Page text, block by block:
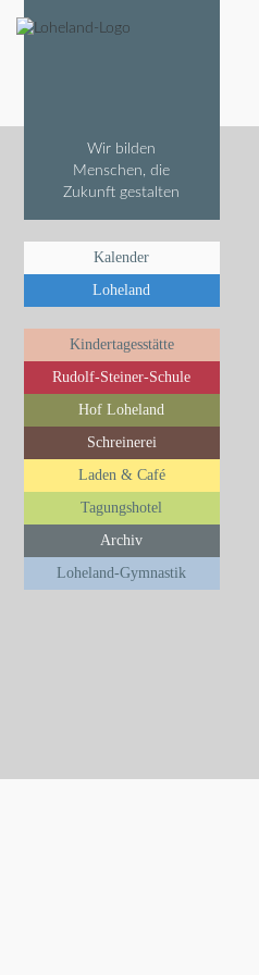
Wir bilden
Menschen, die
Zukunft gestalten
Kalender
Loheland
Kindertagesstätte
Rudolf-Steiner-Schule
Hof Loheland
Schreinerei
Laden & Café
Tagungshotel
Archiv
Loheland-Gymnastik